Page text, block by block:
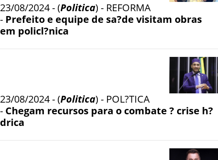
23/08/2024 - (Politica) - REFORMA
- Prefeito e equipe de sa?de visitam obras
em policl?nica
23/08/2024 - (Politica) - POL?TICA
- Chegam recursos para o combate ? crise h?
drica